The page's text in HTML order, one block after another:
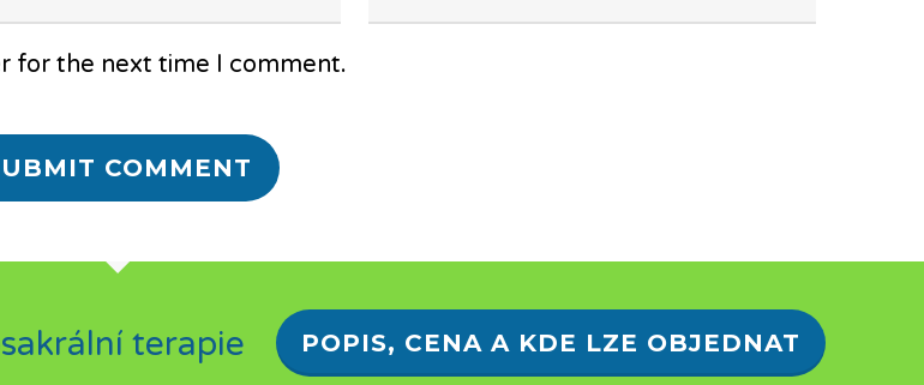
for the next time I comment.
terapie POPIS, CENA A KDE LZE OBJEDNAT